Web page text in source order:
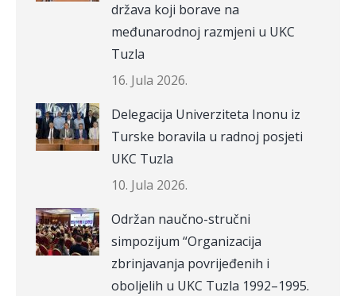
država koji borave na
međunarodnoj razmjeni u UKC
Tuzla
16. Jula 2026.
Delegacija Univerziteta Inonu iz
Turske boravila u radnoj posjeti
UKC Tuzla
10. Jula 2026.
Održan naučno-stručni
simpozijum “Organizacija
zbrinjavanja povrijeđenih i
oboljelih u UKC Tuzla 1992–1995.